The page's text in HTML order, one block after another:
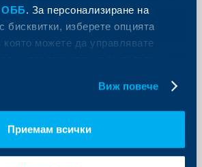
ОББ. За персонализиране на
бисквитки, изберете опцията
която можете да управлявате
Виж повече
Приемам всички
Банка (ЕИБ)
Райфайзенбанк (България) ЕАД 50
на инвестиционни
осъществяващи дейност на
България.